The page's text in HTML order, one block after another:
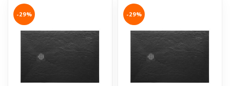
-29% -29%